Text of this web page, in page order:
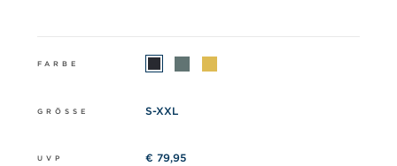
FARBE
GRÖSSE S-XXL
UVP € 79,95